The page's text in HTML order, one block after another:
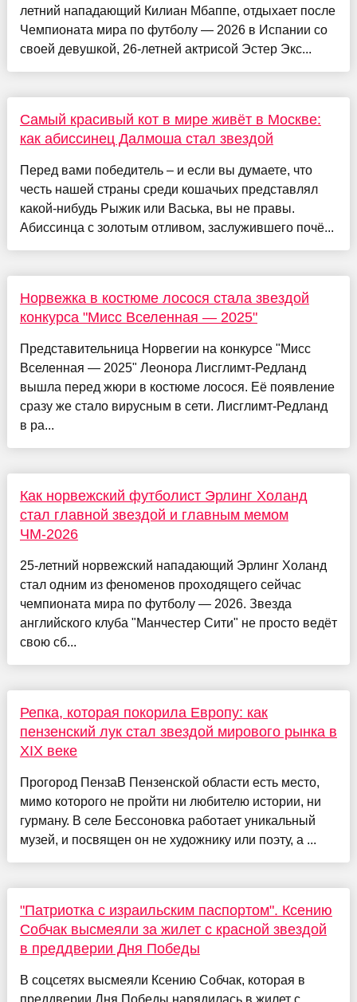
летний нападающий Килиан Мбаппе, отдыхает после
Чемпионата мира по футболу — 2026 в Испании со
своей девушкой, 26-летней актрисой Эстер Экс...
Самый красивый кот в мире живёт в Москве:
как абиссинец Далмоша стал звездой
Перед вами победитель – и если вы думаете, что
честь нашей страны среди кошачьих представлял
какой-нибудь Рыжик или Васька, вы не правы.
Абиссинца с золотым отливом, заслужившего почё...
Норвежка в костюме лосося стала звездой
конкурса "Мисс Вселенная — 2025"
Представительница Норвегии на конкурсе "Мисс
Вселенная — 2025" Леонора Лисглимт-Редланд
вышла перед жюри в костюме лосося. Её появление
сразу же стало вирусным в сети. Лисглимт-Редланд
в ра...
Как норвежский футболист Эрлинг Холанд
стал главной звездой и главным мемом
ЧМ-2026
25-летний норвежский нападающий Эрлинг Холанд
стал одним из феноменов проходящего сейчас
чемпионата мира по футболу — 2026. Звезда
английского клуба "Манчестер Сити" не просто ведёт
свою сб...
Репка, которая покорила Европу: как
пензенский лук стал звездой мирового рынка в
XIX веке
Прогород ПензаВ Пензенской области есть место,
мимо которого не пройти ни любителю истории, ни
гурману. В селе Бессоновка работает уникальный
музей, и посвящен он не художнику или поэту, а ...
"Патриотка с израильским паспортом". Ксению
Собчак высмеяли за жилет с красной звездой
в преддверии Дня Победы
В соцсетях высмеяли Ксению Собчак, которая в